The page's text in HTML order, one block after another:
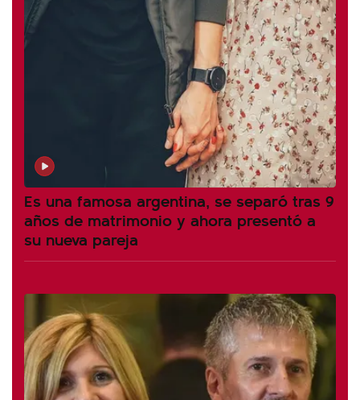
Es una famosa argentina, se separó tras 9
años de matrimonio y ahora presentó a
su nueva pareja